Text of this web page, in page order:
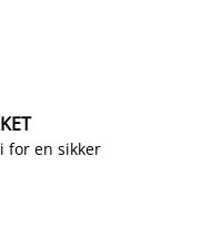
for en sikker